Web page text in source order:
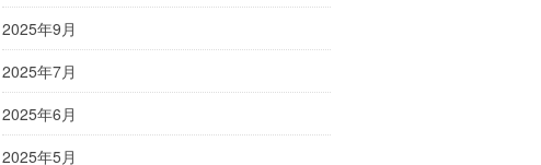
2025年9月
2025年7月
2025年6月
2025年5月